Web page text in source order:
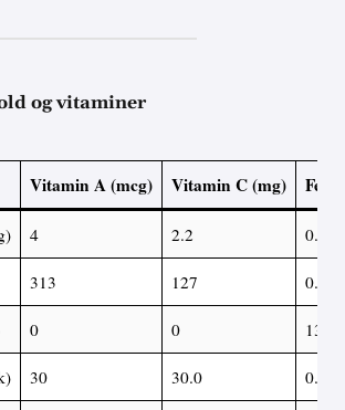
og vitaminer
Vitamin A (mcg) Vitamin C (mg) Fett
4 2.2 0.2
313 127 0.3
0 0 13.5
30 30.0 0.1